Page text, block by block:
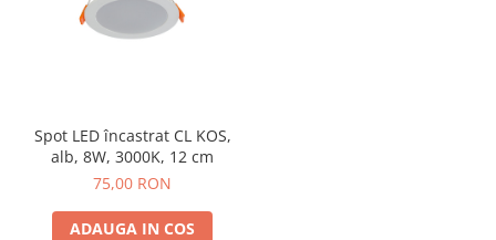
Spot LED încastrat CL KOS,
alb, 8W, 3000K, 12 cm
75,00 RON
ADAUGA IN COS